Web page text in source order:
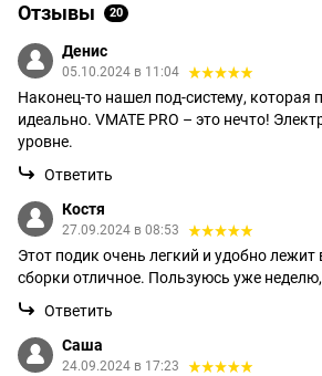
Отзывы 20
Денис
05.10.2024 в 11:04
Наконец-то нашел под-систему, которая
идеально. VMATE PRO – это нечто!
уровне.
Ответить
Костя
27.09.2024 в 08:53
Этот подик очень легкий и удобно лежит
сборки отличное. Пользуюсь уже
Ответить
Саша
24.09.2024 в 17:23